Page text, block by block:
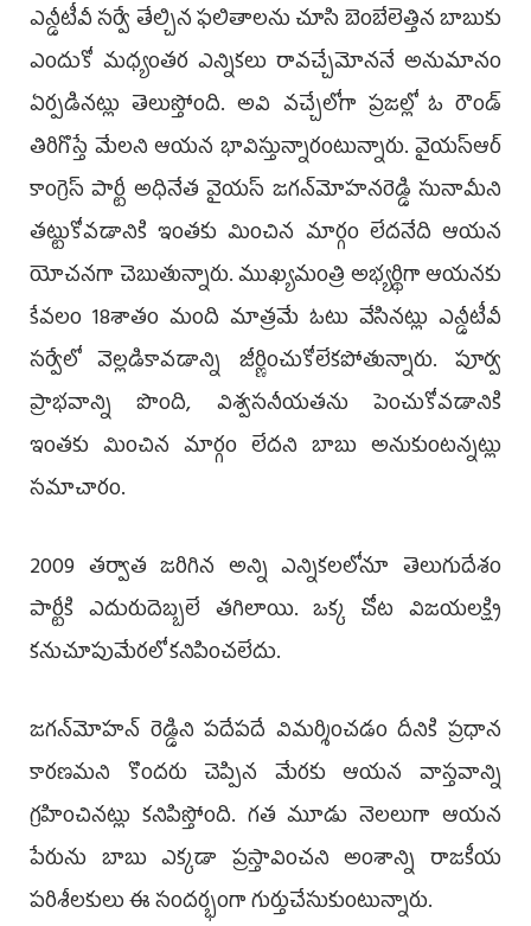
ఎన్డీటీవీ సర్వే తేల్చిన ఫలితాలను చూసి బెంబేలెత్తిన బాబుకు
ఎందుకో మధ్యంతర ఎన్నికలు రావచ్చేమోననే అనుమానం
ఏర్పడినట్లు తెలుస్తోంది. అవి వచ్చేలోగా ప్రజల్లో ఓ రౌండ్
తిరిగొస్తే మేలని ఆయన భావిస్తున్నారంటున్నారు. వైయస్ఆర్
కాంగ్రెస్ పార్టీ అధినేత వైయస్ జగన్‌మోహనరెడ్డి సునామీని
తట్టుకోవడానికి ఇంతకు మించిన మార్గం లేదనేది ఆయన
యోచనగా చెబుతున్నారు. ముఖ్యమంత్రి అభ్యర్థిగా ఆయనకు
కేవలం 18శాతం మంది మాత్రమే ఓటు వేసినట్లు ఎన్డీటీవీ
సర్వేలో వెల్లడికావడాన్ని జీర్ణించుకోలేకపోతున్నారు. పూర్వ
ప్రాభవాన్ని పొంది, విశ్వసనీయతను పెంచుకోవడానికి
ఇంతకు మించిన మార్గం లేదని బాబు అనుకుంటన్నట్లు
సమాచారం.
2009 తర్వాత జరిగిన అన్ని ఎన్నికలలోనూ తెలుగుదేశం
పార్టీకి ఎదురుదెబ్బలే తగిలాయి. ఒక్క చోట విజయలక్ష్మి
కనుచూపుమేరలో కనిపించలేదు.
జగన్‌మోహన్ రెడ్డిని పదేపదే విమర్శించడం దీనికి ప్రధాన
కారణమని కొందరు చెప్పిన మేరకు ఆయన వాస్తవాన్ని
గ్రహించినట్లు కనిపిస్తోంది. గత మూడు నెలలుగా ఆయన
పేరును బాబు ఎక్కడా ప్రస్తావించని అంశాన్ని రాజకీయ
పరిశీలకులు ఈ సందర్భంగా గుర్తుచేసుకుంటున్నారు.